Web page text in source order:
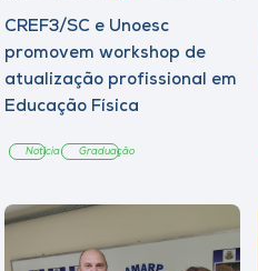
CREF3/SC e Unoesc
promovem workshop de
atualização profissional em
Educação Física
Notícia Graduação